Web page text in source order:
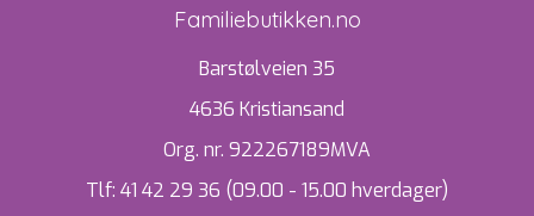
Familiebutikken.no
Barstølveien 35
4636 Kristiansand
Org. nr. 922267189MVA
Tlf: 41 42 29 36 (09.00 - 15.00 hverdager)